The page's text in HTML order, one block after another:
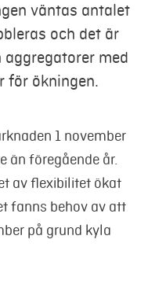
väntas antalet
och det är
med
för ökningen.
1 november
än föregående år.
av flexibilitet ökat
fanns behov av att
på grund kyla